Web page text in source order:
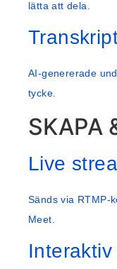
lätta att dela.
AI-genererade
tycke.
SKAPA
Live
Sänds via RTMP-
Meet.